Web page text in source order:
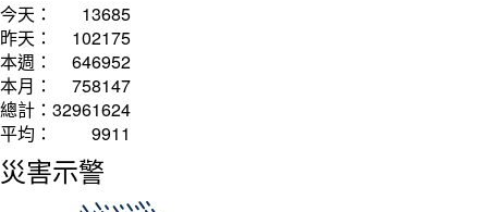
今天：
13685
昨天：
102175
本週：
646952
本月：
758147
總計： 32961624
平均：
9911
災害示警